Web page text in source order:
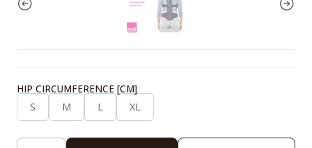
HIP CIRCUMFERENCE [CM]
S
M L XL